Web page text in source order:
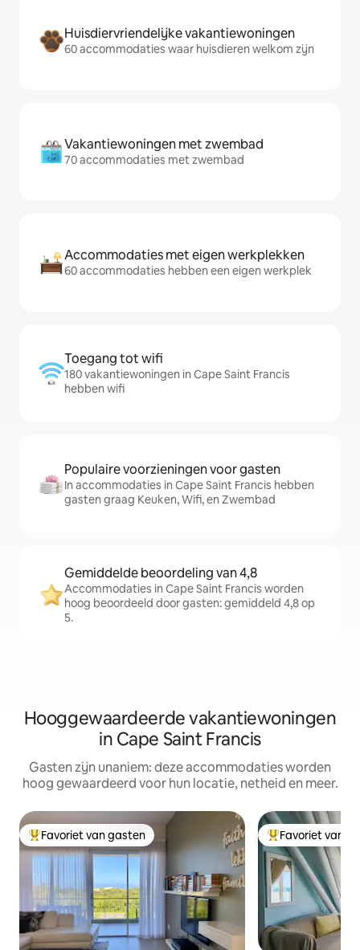
Huisdiervriendelijke vakantiewoningen
60 accommodaties waar huisdieren welkom zijn
Vakantiewoningen met zwembad
70 accommodaties met zwembad
Accommodaties met eigen werkplekken
60 accommodaties hebben een eigen werkplek
Toegang tot wifi
180 vakantiewoningen in Cape Saint Francis
hebben wifi
Populaire voorzieningen voor gasten
In accommodaties in Cape Saint Francis hebben
gasten graag Keuken, Wifi, en Zwembad
Gemiddelde beoordeling van 4,8
Accommodaties in Cape Saint Francis worden
hoog beoordeeld door gasten: gemiddeld 4,8 op
5.
Hooggewaardeerde vakantiewoningen
in Cape Saint Francis
Gasten zijn unaniem: deze accommodaties worden
hoog gewaardeerd voor hun locatie, netheid en meer.
Topfavoriet van gasten
Favoriet van gasten Topfavoriet van
Favoriet van